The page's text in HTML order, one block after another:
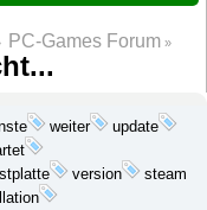
PC-Games Forum »
weiter update
version steam